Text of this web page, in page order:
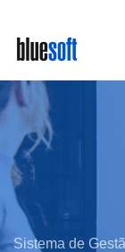
main
content
Sistema de